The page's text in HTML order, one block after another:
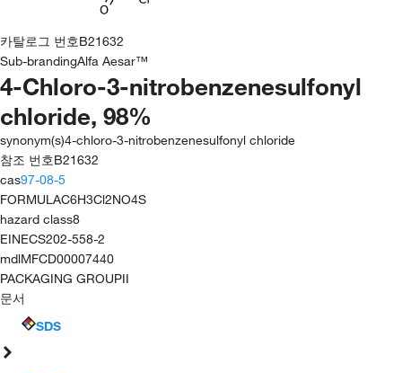
카탈로그 번호B21632
Sub-brandingAlfa Aesar™
4-Chloro-3-nitrobenzenesulfonyl
chloride, 98%
synonym(s)4-chloro-3-nitrobenzenesulfonyl chloride
참조 번호B21632
cas97-08-5
FORMULAC6H3Cl2NO4S
hazard class8
EINECS202-558-2
mdlMFCD00007440
PACKAGING GROUPII
문서
SDS